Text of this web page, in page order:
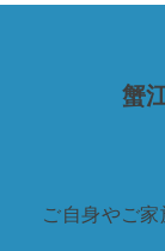
蟹
ご自身やご